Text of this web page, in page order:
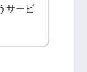
サービ